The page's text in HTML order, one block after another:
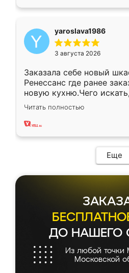
yaroslava1986
3 августа 2026
Заказала себе новый
Ренессанс где ранее
новую кухню.Чего
вполне довольна. Служит
два года, нареканий нет.
Читать полностью
Еще
ДО НАШЕГО
Из любой точки
Московской